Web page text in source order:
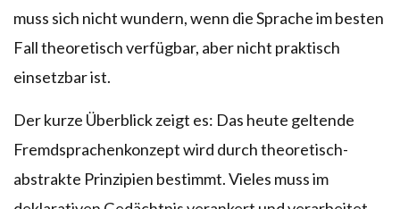
muss sich nicht wundern, wenn die Sprache im besten
Fall theoretisch verfügbar, aber nicht praktisch
einsetzbar ist.
Der kurze Überblick zeigt es: Das heute geltende
Fremdsprachenkonzept wird durch theoretisch-
abstrakte Prinzipien bestimmt. Vieles muss im